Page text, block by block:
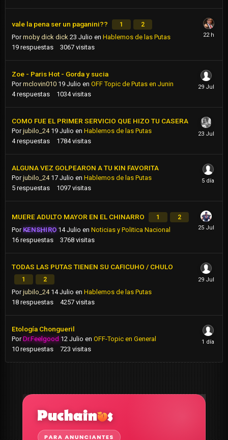
vale la pena ser un paganini?? 1 2
Pormoby dick dick 23 Julio en Hablemos de las Putas
19 respuestas 3067 visitas
Zoe - Paris Hot - Gorda y sucia
Pormclovin010 19 Julio en OFF Topic de Putas en Junin
4 respuestas 1034 visitas
COMO FUE EL PRIMER SERVICIO QUE HIZO TU CASERA
Porjubilo_24 19 Julio en Hablemos de las Putas
4 respuestas 1784 visitas
ALGUNA VEZ GOLPEARON A TU KIN FAVORITA
Porjubilo_24 17 Julio en Hablemos de las Putas
5 respuestas 1097 visitas
MUERE ADULTO MAYOR EN EL CHINARRO 1 2
Por KENSHIRO 14 Julio enNoticias y Politica Nacional
16 respuestas 3768 visitas
TODAS LAS PUTAS TIENEN SU CAFICUHO / CHULO
1 2
Porjubilo_24 14 Julio en Hablemos de las Putas
18 respuestas 4257 visitas
Etología Chongueril
PorDr.Feelgood 12 Julio en OFF-Topic en General
10 respuestas 723 visitas